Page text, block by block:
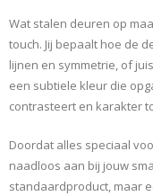
Wat stalen deuren op
touch. Jij bepaalt hoe de
lijnen en symmetrie, of
een subtiele kleur die
contrasteert en karakter
Doordat alles speciaal
naadloos aan bij jouw
standaardproduct, maar